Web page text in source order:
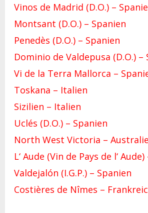
Vinos de Madrid (D.O.) –
Montsant (D.O.) – Spanien
Penedès (D.O.) – Spanien
Dominio de Valdepusa (D.O.) –
Vi de la Terra Mallorca –
Toskana – Italien
Sizilien – Italien
Uclés (D.O.) – Spanien
North West Victoria –
L‘ Aude (Vin de Pays de l‘
Valdejalón (I.G.P.) – Spanien
Costières de Nîmes –